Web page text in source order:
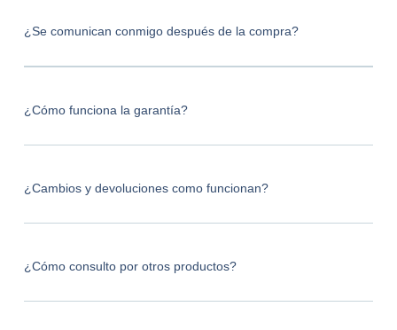
¿Se comunican conmigo después de la compra?
¿Cómo funciona la garantía?
¿Cambios y devoluciones como funcionan?
¿Cómo consulto por otros productos?